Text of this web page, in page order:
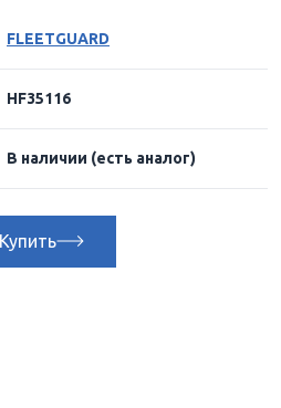
FLEETGUARD
HF35116
В наличии (есть аналог)
Купить